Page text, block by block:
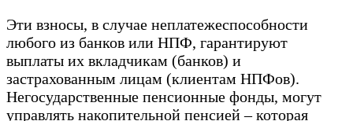
Эти взносы, в случае неплатежеспособности
любого из банков или НПФ, гарантируют
выплаты их вкладчикам (банков) и
застрахованным лицам (клиентам НПФов).
Негосударственные пенсионные фонды, могут
управлять накопительной пенсией – которая